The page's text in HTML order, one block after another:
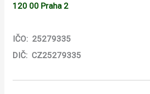
120 00 Praha 2
IČO: 25279335
DIČ: CZ25279335